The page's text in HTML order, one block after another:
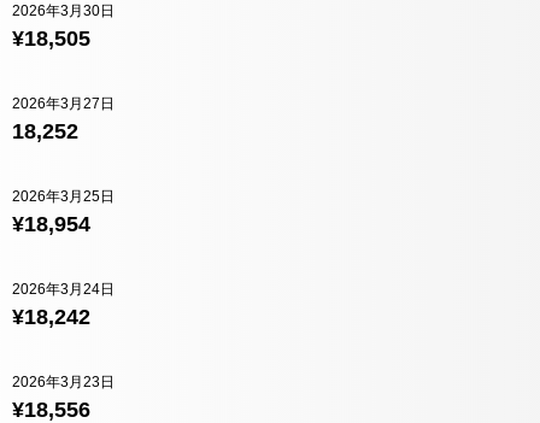
¥18,505
2026年3月30日
18,252
2026年3月27日
¥18,954
2026年3月25日
¥18,242
2026年3月24日
¥18,556
2026年3月23日